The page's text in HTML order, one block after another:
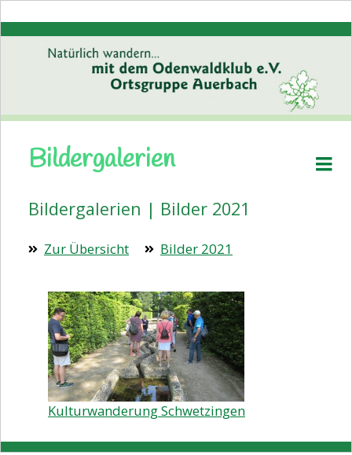
Startseite
Pressemitteilungen
Volkstanz
Veranstaltungen
Bildergalerien
Vorstand
Kontakt
Bildergalerien
Bildergalerien | Bilder 2021
Zur Übersicht Bilder 2021
Kulturwanderung Schwetzingen